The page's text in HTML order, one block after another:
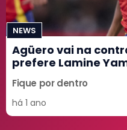
NEWS
Agüero vai na
prefere Lamine
Fique por dentro
há 1 ano